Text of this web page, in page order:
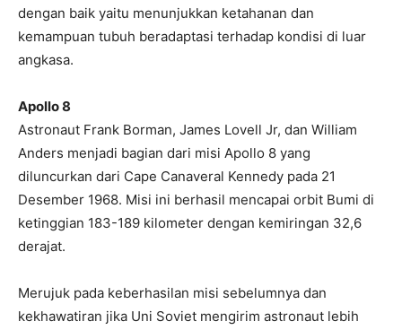
dengan baik yaitu menunjukkan ketahanan dan
kemampuan tubuh beradaptasi terhadap kondisi di luar
angkasa.
Apollo 8
Astronaut Frank Borman, James Lovell Jr, dan William
Anders menjadi bagian dari misi Apollo 8 yang
diluncurkan dari Cape Canaveral Kennedy pada 21
Desember 1968. Misi ini berhasil mencapai orbit Bumi di
ketinggian 183-189 kilometer dengan kemiringan 32,6
derajat.
Merujuk pada keberhasilan misi sebelumnya dan
kekhawatiran jika Uni Soviet mengirim astronaut lebih